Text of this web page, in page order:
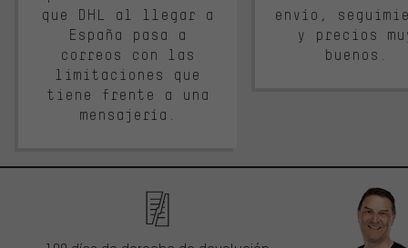
que DHL al llegar a
España pasa a
correos con las
limitaciones que
tiene frente a una
mensajería.
envío,
y precios
buenos.